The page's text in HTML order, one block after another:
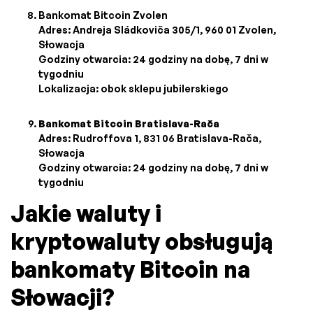
Bankomat Bitcoin Zvolen
Adres: Andreja Sládkoviča 305/1, 960 01 Zvolen,
Słowacja
Godziny otwarcia: 24 godziny na dobę, 7 dni w
tygodniu
Lokalizacja: obok sklepu jubilerskiego
Bankomat Bitcoin Bratislava-Rača
Adres: Rudroffova 1, 831 06 Bratislava-Rača,
Słowacja
Godziny otwarcia: 24 godziny na dobę, 7 dni w
tygodniu
Jakie waluty i
kryptowaluty obsługują
bankomaty Bitcoin na
Słowacji?